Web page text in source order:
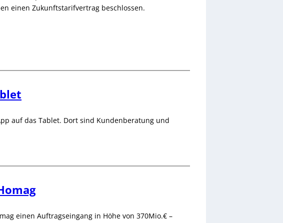
einen Zukunftstarifvertrag beschlossen.
auf das Tablet. Dort sind Kundenberatung und
einen Auftragseingang in Höhe von 370Mio.€ –